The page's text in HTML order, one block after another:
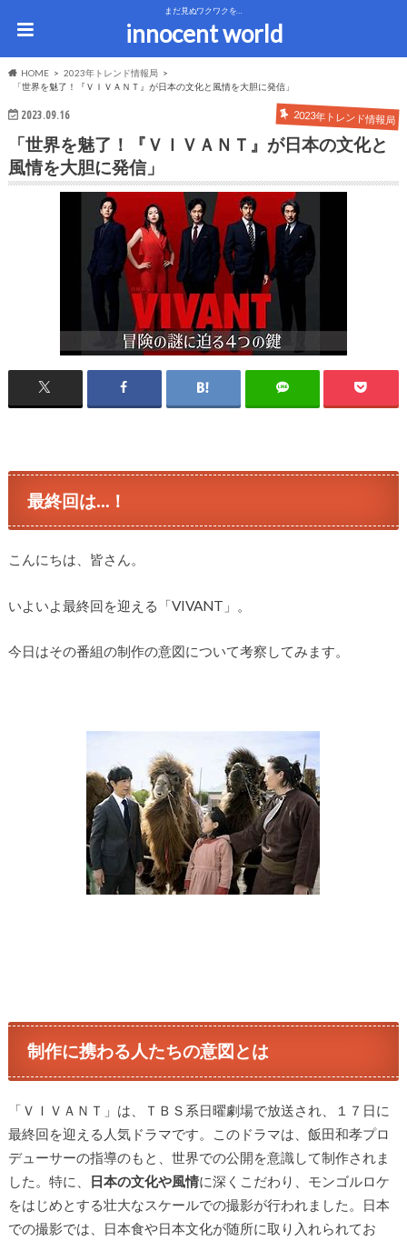
まだ見ぬワクワクを…
innocent world
HOME
2023年トレンド情報局
「世界を魅了！『ＶＩＶＡＮＴ』が日本の文化と風情を大胆に発信」
2023.09.16 2023年トレンド情報局
「世界を魅了！『ＶＩＶＡＮＴ』が日本の文化と
風情を大胆に発信」
最終回は…！
こんにちは、皆さん。
いよいよ最終回を迎える「VIVANT」。
今日はその番組の制作の意図について考察してみます。
制作に携わる人たちの意図とは
「ＶＩＶＡＮＴ」は、ＴＢＳ系日曜劇場で放送され、１７日に
最終回を迎える人気ドラマです。このドラマは、飯田和孝プロ
デューサーの指導のもと、世界での公開を意識して制作されま
した。特に、
日本の文化や風情に深くこだわり、モンゴルロケ
をはじめとする壮大なスケールでの撮影が行われました。日本
での撮影では、日本食や日本文化が随所に取り入れられてお